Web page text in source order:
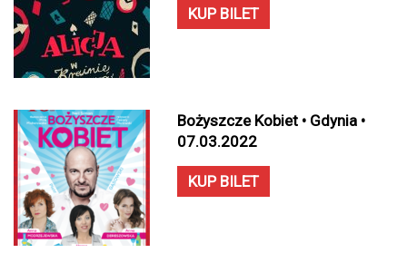
KUP BILET
Bożyszcze Kobiet • Gdynia •
07.03.2022
KUP BILET